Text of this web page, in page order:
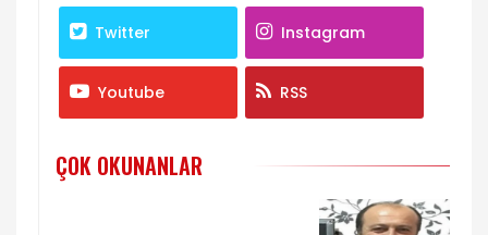
Twitter Instagram
Youtube RSS
ÇOK OKUNANLAR